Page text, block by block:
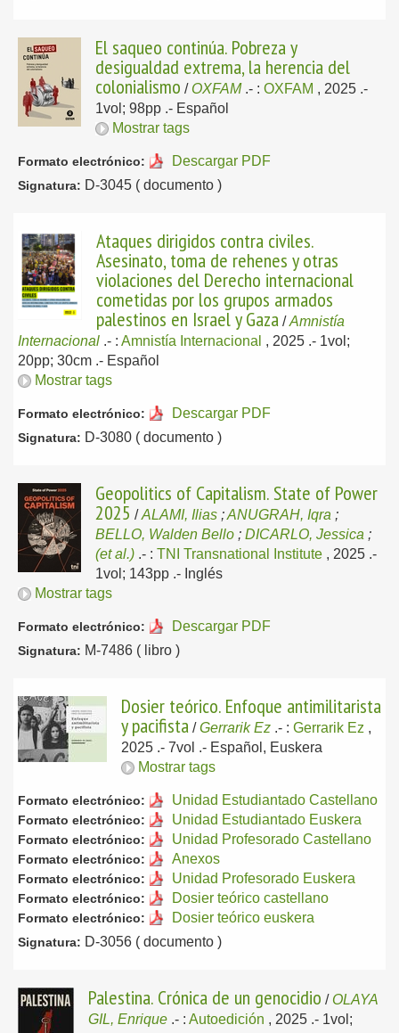
El saqueo continúa. Pobreza y
desigualdad extrema, la herencia del
colonialismo / OXFAM .- : OXFAM , 2025 .-
1vol; 98pp .- Español
Mostrar tags
Formato electrónico: Descargar PDF
Signatura: D-3045 ( documento )
Ataques dirigidos contra civiles.
Asesinato, toma de rehenes y otras
violaciones del Derecho internacional
cometidas por los grupos armados
palestinos en Israel y Gaza /Amnistía
Internacional .- : Amnistía Internacional , 2025 .- 1vol;
20pp; 30cm .- Español
Mostrar tags
Formato electrónico: Descargar PDF
Signatura: D-3080 ( documento )
Geopolitics of Capitalism. State of Power
2025 /ALAMI, Ilias ;ANUGRAH, Iqra ;
BELLO, Walden Bello ; DICARLO, Jessica ;
(et al.) .- : TNI Transnational Institute , 2025 .-
1vol; 143pp .- Inglés
Mostrar tags
Formato electrónico: Descargar PDF
Signatura: M-7486 ( libro )
Dosier teórico. Enfoque antimilitarista
y pacifista /Gerrarik Ez .- : Gerrarik Ez ,
2025 .- 7vol .- Español, Euskera
Mostrar tags
Formato electrónico: Unidad Estudiantado Castellano
Formato electrónico: Unidad Estudiantado Euskera
Formato electrónico: Unidad Profesorado Castellano
Formato electrónico: Anexos
Formato electrónico: Unidad Profesorado Euskera
Formato electrónico: Dosier teórico castellano
Formato electrónico: Dosier teórico euskera
Signatura: D-3056 ( documento )
Palestina. Crónica de un genocidio / OLAYA
GIL, Enrique .- : Autoedición , 2025 .- 1vol;